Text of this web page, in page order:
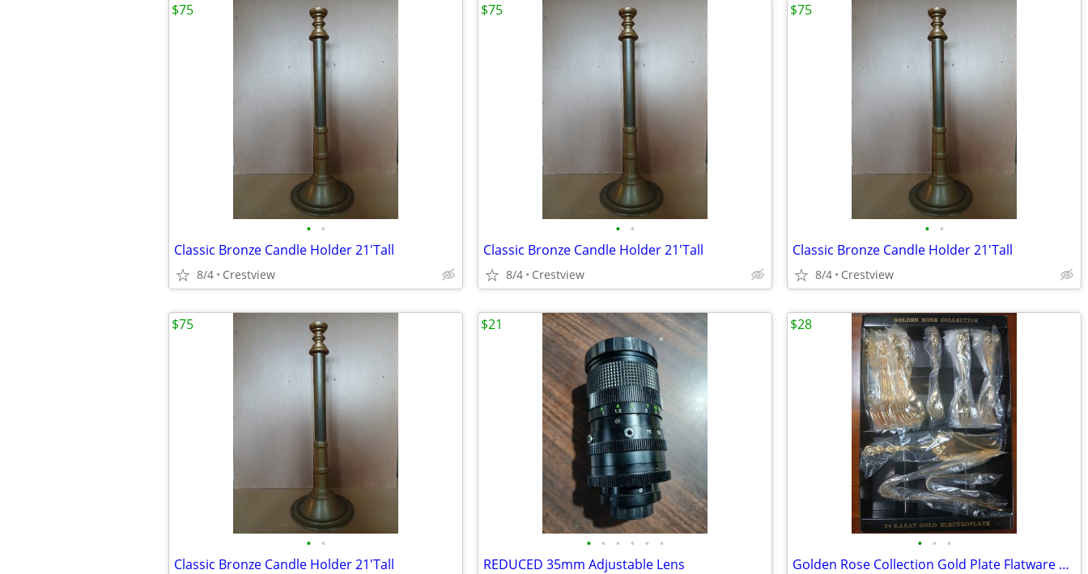
• •
Classic Bronze Candle Holder 21'Tall
8/4 Crestview
$75
• •
Classic Bronze Candle Holder 21'Tall
8/4 Crestview
$75
• •
Classic Bronze Candle Holder 21'Tall
8/4 Crestview
$75
• •
Classic Bronze Candle Holder 21'Tall
$75
• • • • • •
REDUCED 35mm Adjustable Lens
$21
• • •
Golden Rose Collection Gold Plate Flatware 24 Caraat Plate.
$28